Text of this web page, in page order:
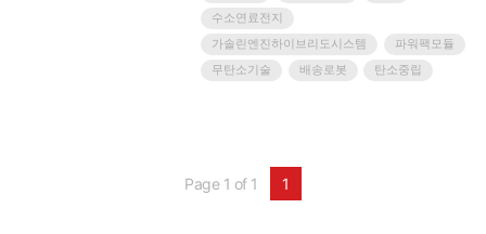
는 소형 수소 엔진을 개발한 것은 이번이 처음이
다. 현재 드론과 같은 무인이동체 전력원은 대부분
배터리를 사용하고 있는데, 최근 장기 체공을 위해
가솔린 엔진 하이브리드 시스템, 수소 연료전지 시
엔진은 최대 7㎾ 이상의 출력을 달성했으며, 파워
팩 모듈 개발을 위해 제작한 발전기 및 정류기는 5
㎾ 이상의 출력을 확보했다. 이는 시중의 20~30㎏
수소연료전지
가솔린엔진하이브리도시스템
파워팩모듈
무탄소기술
배송로봇 탄소중립
Page 1 of 1 1